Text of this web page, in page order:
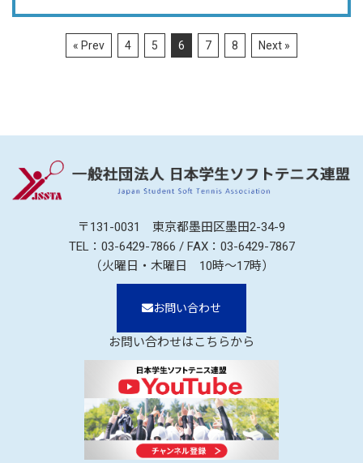
« Prev 4 5 6 7 8 Next »
〒131-0031 東京都墨田区墨田2-34-9
TEL： 03-6429-7866 / FAX：03-6429-7867
（火曜日・木曜日 10時～17時）
お問い合わせ
お問い合わせはこちらから